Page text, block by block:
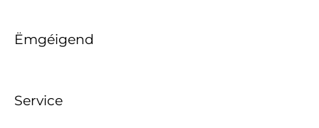
Ëmgéigend
Service